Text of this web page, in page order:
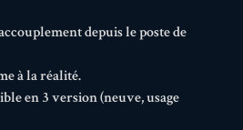
depuis le poste de
à la réalité.
en 3 version (neuve, usage